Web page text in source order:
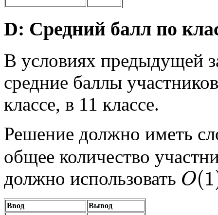
D: Средний балл по
В условиях предыдущей
средние баллы
классе, в 11 классе.
Решение должно иметь
общее количество
должно использовать O(1
Ввод Вывод